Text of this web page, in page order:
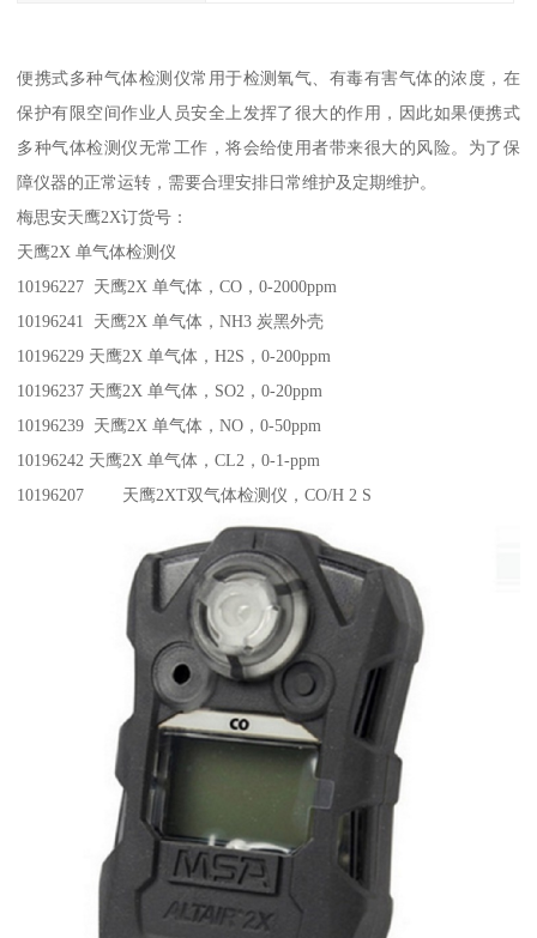
便携式多种气体检测仪常用于检测氧气、有毒有害气体的浓度，在
保护有限空间作业人员安全上发挥了很大的作用，因此如果便携式
多种气体检测仪无常工作，将会给使用者带来很大的风险。为了保
障仪器的正常运转，需要合理安排日常维护及定期维护。
梅思安天鹰2X订货号：
天鹰2X 单气体检测仪
10196227 天鹰2X 单气体，CO，0-2000ppm
10196241 天鹰2X 单气体，NH3 炭黑外壳
10196229 天鹰2X 单气体，H2S，0-200ppm
10196237 天鹰2X 单气体，SO2，0-20ppm
10196239 天鹰2X 单气体，NO，0-50ppm
10196242 天鹰2X 单气体，CL2，0-1-ppm
10196207 天鹰2XT双气体检测仪，CO/H 2 S